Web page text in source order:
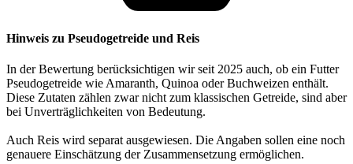
Hinweis zu Pseudogetreide und Reis
In der Bewertung berücksichtigen wir seit 2025 auch, ob ein Futter
Pseudogetreide wie Amaranth, Quinoa oder Buchweizen enthält.
Diese Zutaten zählen zwar nicht zum klassischen Getreide, sind aber
bei Unverträglichkeiten von Bedeutung.
Auch Reis wird separat ausgewiesen. Die Angaben sollen eine noch
genauere Einschätzung der Zusammensetzung ermöglichen.